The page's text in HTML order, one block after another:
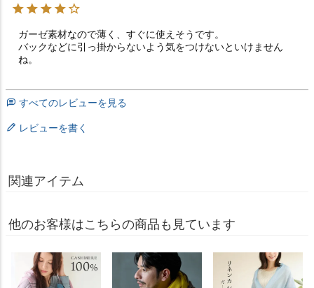
ガーゼ素材なので薄く、すぐに使えそうです。
バックなどに引っ掛からないよう気をつけないといけません
ね。
すべてのレビューを見る
レビューを書く
関連アイテム
他のお客様はこちらの商品も見ています